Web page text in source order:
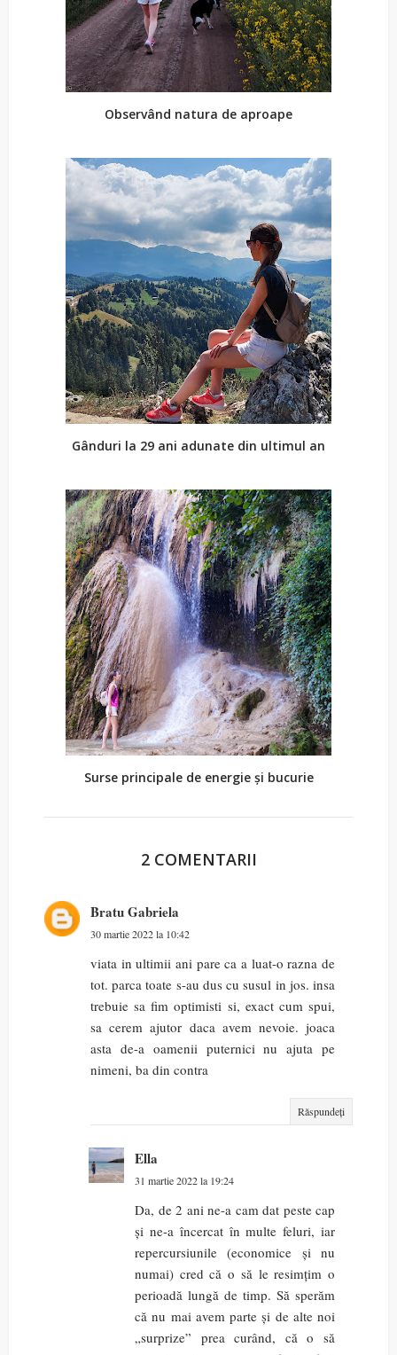
Observând natura de aproape
Gânduri la 29 ani adunate din ultimul an
Surse principale de energie și bucurie
2 COMENTARII
Bratu Gabriela
30 martie 2022 la 10:42
viata in ultimii ani pare ca a luat-o razna de
tot. parca toate s-au dus cu susul in jos. insa
trebuie sa fim optimisti si, exact cum spui,
sa cerem ajutor daca avem nevoie. joaca
asta de-a oamenii puternici nu ajuta pe
nimeni, ba din contra
Răspundeți
Ella
31 martie 2022 la 19:24
Da, de 2 ani ne-a cam dat peste cap
și ne-a încercat în multe feluri, iar
repercursiunile (economice și nu
numai) cred că o să le resimțim o
perioadă lungă de timp. Să sperăm
că nu mai avem parte și de alte noi
„surprize” prea curând, că o să